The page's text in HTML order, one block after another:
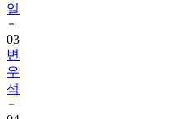
일
03
변
우
석